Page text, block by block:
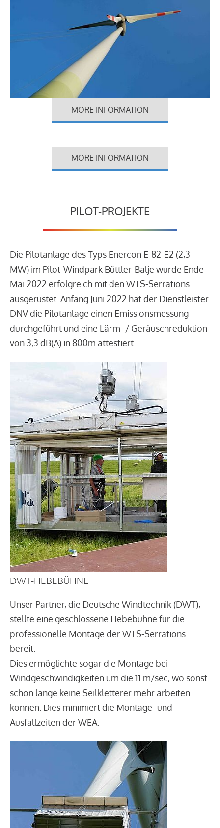
MORE INFORMATION
MORE INFORMATION
PILOT-PROJEKTE
Die Pilotanlage des Typs Enercon E-82-E2 (2,3
MW) im Pilot-Windpark Büttler-Balje wurde Ende
Mai 2022 erfolgreich mit den WTS-Serrations
ausgerüstet. Anfang Juni 2022 hat der Dienstleister
DNV die Pilotanlage einen Emissionsmessung
durchgeführt und eine Lärm- / Geräuschreduktion
von 3,3 dB(A) in 800m attestiert.
DWT-HEBEBÜHNE
Unser Partner, die Deutsche Windtechnik (DWT),
stellte eine geschlossene Hebebühne für die
professionelle Montage der WTS-Serrations
bereit.
Dies ermöglichte sogar die Montage bei
Windgeschwindigkeiten um die 11 m/sec, wo sonst
schon lange keine Seilkletterer mehr arbeiten
können. Dies minimiert die Montage- und
Ausfallzeiten der WEA.